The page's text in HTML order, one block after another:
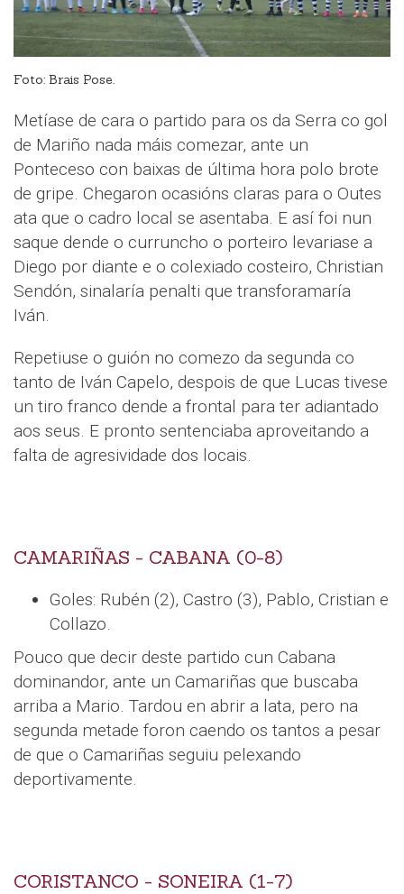
Foto: Brais Pose.
Metíase de cara o partido para os da Serra co gol
de Mariño nada máis comezar, ante un
Ponteceso con baixas de última hora polo brote
de gripe. Chegaron ocasións claras para o Outes
ata que o cadro local se asentaba. E así foi nun
saque dende o curruncho o porteiro levariase a
Diego por diante e o colexiado costeiro, Christian
Sendón, sinalaría penalti que transforamaría
Iván.
Repetiuse o guión no comezo da segunda co
tanto de Iván Capelo, despois de que Lucas tivese
un tiro franco dende a frontal para ter adiantado
aos seus. E pronto sentenciaba aproveitando a
falta de agresividade dos locais.
CAMARIÑAS - CABANA (0-8)
Goles: Rubén (2), Castro (3), Pablo, Cristian e
Collazo.
Pouco que decir deste partido cun Cabana
dominandor, ante un Camariñas que buscaba
arriba a Mario. Tardou en abrir a lata, pero na
segunda metade foron caendo os tantos a pesar
de que o Camariñas seguiu pelexando
deportivamente.
CORISTANCO - SONEIRA (1-7)